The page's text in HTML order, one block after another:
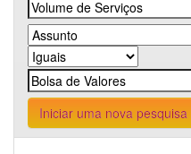
Iniciar uma nova pesquisa